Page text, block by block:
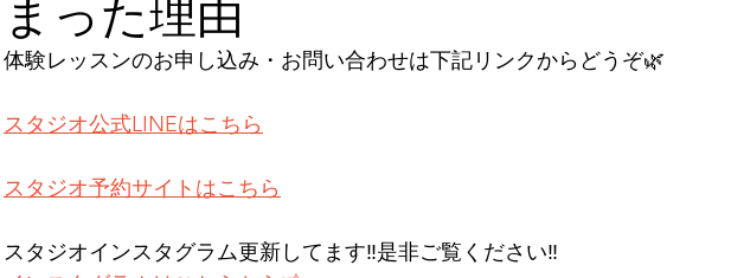
まった理由
体験レッスンのお申し込み・お問い合わせは下記リンクからどうぞ🌿
スタジオ公式LINEはこちら
スタジオ予約サイトはこちら
スタジオインスタグラム更新してます‼︎是非ご覧ください‼︎